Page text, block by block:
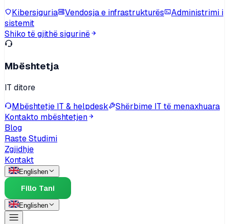
Kibersiguria
Vendosja e infrastrukturës
Administrimi i
sistemit
Shiko të gjithë sigurinë
Mbështetja
IT ditore
Mbështetje IT & helpdesk
Shërbime IT të menaxhuara
Kontakto mbështetjen
Blog
Raste Studimi
Zgjidhje
Kontakt
Englishen
Fillo Tani
Englishen